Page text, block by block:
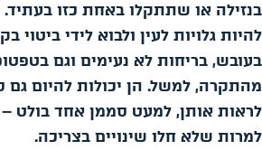
בנזילה או שתתקלו באחת כזו בעתיד.
להיות גלויות לעין ולבוא לידי ביטוי
בעובש, בריחות לא נעימים וגם
מהתקרה, למשל. הן יכולות להיום גם
לראות אותן, למעט סממן אחד בולט
למרות שלא חלו שינויים בצריכה.